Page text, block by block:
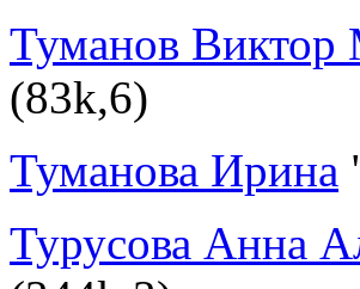
Туманов Виктор
(83k,6)
Туманова Ирина
Турусова Анна